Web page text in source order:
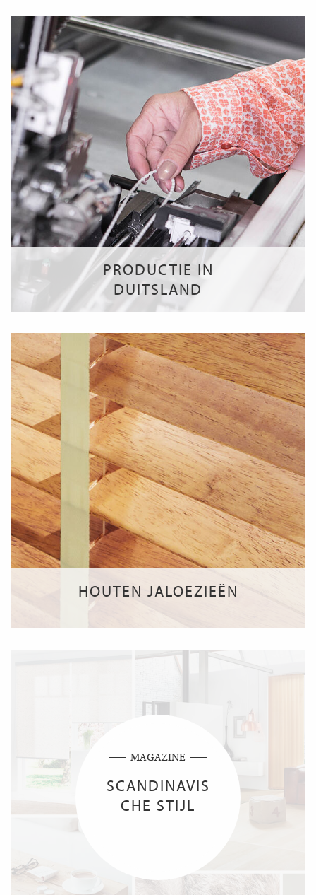
PRODUCTIE IN
DUITSLAND
HOUTEN JALOEZIEËN
MAGAZINE
SCANDINAVIS
CHE STIJL